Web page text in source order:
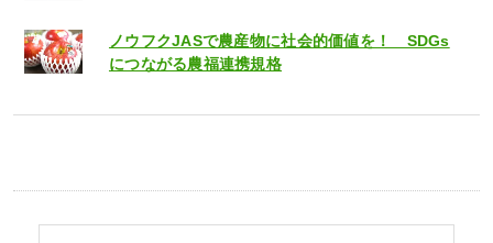
ノウフクJASで農産物に社会的価値を！ SDGs
につながる農福連携規格